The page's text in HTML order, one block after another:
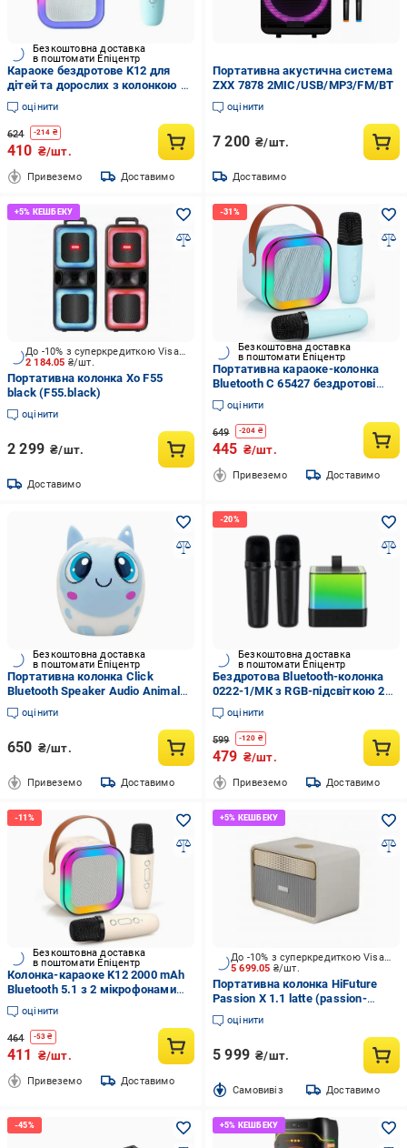
Безкоштовна доставка
в поштомати Епіцентр
Караоке бездротове K12 для
дітей та дорослих з колонкою та
підсвічуванням (3457687)
оцінити
624 -214 ₴
410 ₴/шт.
Привеземо Доставимо
Портативна акустична система
ZXX 7878 2MIC/USB/MP3/FM/BT
оцінити
7 200 ₴/шт.
Доставимо
2 184.05 ₴/шт.
До -10% з суперкредиткою Visa Вигода
Портативна колонка Xo F55
black (F55.black)
оцінити
2 299 ₴/шт.
Доставимо
Безкоштовна доставка
в поштомати Епіцентр
Портативна караоке-колонка
Bluetooth С 65427 бездротові
мікрофони в комплекті
Блакитний (2826896774)
оцінити
649 -204 ₴
445 ₴/шт.
Привеземо Доставимо
Безкоштовна доставка
в поштомати Епіцентр
Портативна колонка Click
Bluetooth Speaker Audio Animals
Вівця (O2133)
оцінити
650 ₴/шт.
Привеземо Доставимо
Безкоштовна доставка
в поштомати Епіцентр
Бездротова Bluetooth-колонка
0222-1/МК з RGB-підсвіткою 2
караоке-мікрофони Чорний
(31190452)
оцінити
599 -120 ₴
479 ₴/шт.
Привеземо Доставимо
Безкоштовна доставка
в поштомати Епіцентр
Колонка-караоке K12 2000 mAh
Bluetooth 5.1 з 2 мікрофонами
(opt-103170)
оцінити
464 -53 ₴
411 ₴/шт.
Привеземо Доставимо
5 699.05 ₴/шт.
До -10% з суперкредиткою Visa Вигода
Портативна колонка HiFuture
Passion X 1.1 latte (passion-
x.latte)
оцінити
5 999 ₴/шт.
Cамовивіз Доставимо